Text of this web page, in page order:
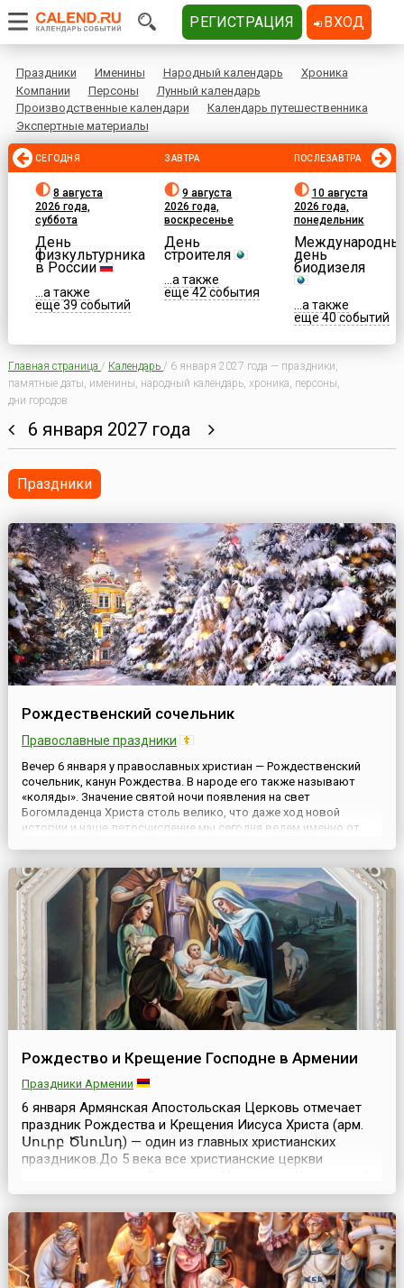
Праздники Именины Народный календарь
Хроника
Компании
Персоны
Лунный календарь
Производственные календари
Календарь путешественника
Экспертные материалы
СЕГОДНЯ
8 августа
2026 года,
суббота
День
физкультурника
в России
...а также
еще 39 событий
ЗАВТРА
9 августа
2026 года,
воскресенье
День
строителя
...а также
еще 42 события
ПОСЛЕЗАВТРА
10 августа
2026 года,
понедельник
день
биодизеля
...а также
еще 40 событий
Главная страница / Календарь / 6 января 2027 года — праздники,
памятные даты, именины, народный календарь, хроника, персоны,
дни городов
6 января 2027 года
Праздники
Рождественский сочельник
Православные праздники
Вечер 6 января у православных христиан — Рождественский
сочельник, канун Рождества. В народе его также называют
«коляды». Значение святой ночи появления на свет
Богомладенца Христа столь велико, что даже ход новой
истории и наше летосчисление мы сегодня ведем именно от
православии было у...
Рождество и Крещение Господне в Армении
Праздники Армении
6 января Армянская Апостольская Церковь отмечает
праздник Рождества и Крещения Иисуса Христа (арм.
Սուրբ Ծնունդ) — один из главных христианских
праздников.До 5 века все христианские церкви
января. В дальнейшем, некоторые церкви начали
отмечать Святое Рождество 25 декабря. Это было
сделано для того, чтобы люди забыли отмечаемый в
этот день языче...
РЕГИСТРАЦИЯ ВХОД